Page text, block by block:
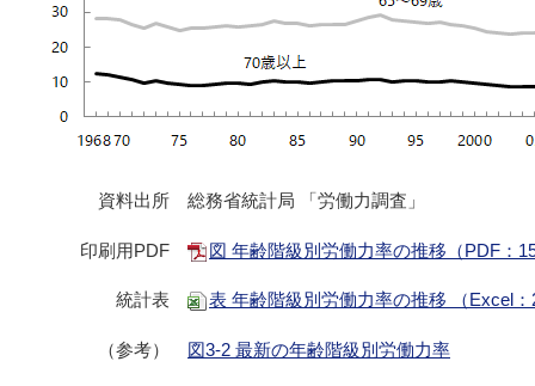
資料出所 総務省統計局 「労働力調査」
印刷用PDF 図 年齢階級別労働力率の推移（PDF：
統計表 表 年齢階級別労働力率の推移 （Excel
（参考） 図3-2 最新の年齢階級別労働力率